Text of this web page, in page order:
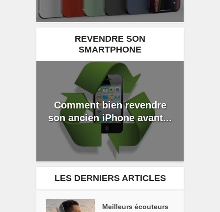
REVENDRE SON
SMARTPHONE
Comment bien revendre
son ancien iPhone avant...
LES DERNIERS ARTICLES
Meilleurs écouteurs